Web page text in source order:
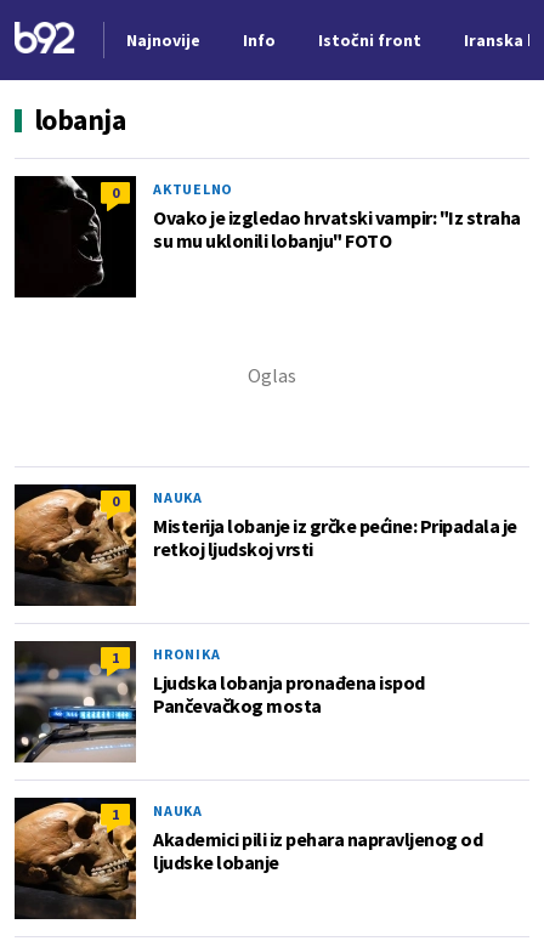
Najnovije Info Istočni front Iranska
lobanja
0 AKTUELNO
Ovako je izgledao hrvatski vampir: "Iz straha
su mu uklonili lobanju" FOTO
0 NAUKA
Misterija lobanje iz grčke pećine: Pripadala je
retkoj ljudskoj vrsti
1 HRONIKA
Ljudska lobanja pronađena ispod
Pančevačkog mosta
1 NAUKA
Akademici pili iz pehara napravljenog od
ljudske lobanje